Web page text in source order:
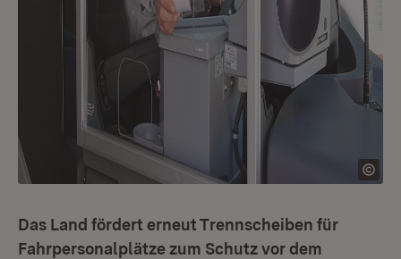
Das Land fördert erneut Trennscheiben für
Fahrpersonalplätze zum Schutz vor dem